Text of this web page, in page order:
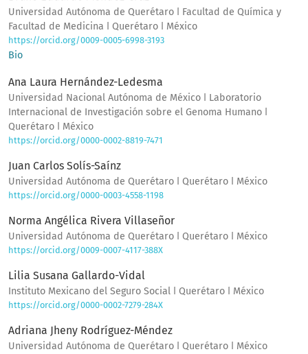
Universidad Autónoma de Querétaro ǀ Facultad de Química y
Facultad de Medicina ǀ Querétaro ǀ México
https://orcid.org/0009-0005-6998-3193
Bio
Ana Laura Hernández-Ledesma
Universidad Nacional Autónoma de México ǀ Laboratorio
Internacional de Investigación sobre el Genoma Humano ǀ
Querétaro ǀ México
https://orcid.org/0000-0002-8819-7471
Juan Carlos Solís-Saínz
Universidad Autónoma de Querétaro ǀ Querétaro ǀ México
https://orcid.org/0000-0003-4558-1198
Norma Angélica Rivera Villaseñor
Universidad Autónoma de Querétaro ǀ Querétaro ǀ México
https://orcid.org/0009-0007-4117-388X
Lilia Susana Gallardo-Vidal
Instituto Mexicano del Seguro Social ǀ Querétaro ǀ México
https://orcid.org/0000-0002-7279-284X
Adriana Jheny Rodríguez-Méndez
Universidad Autónoma de Querétaro ǀ Querétaro ǀ México